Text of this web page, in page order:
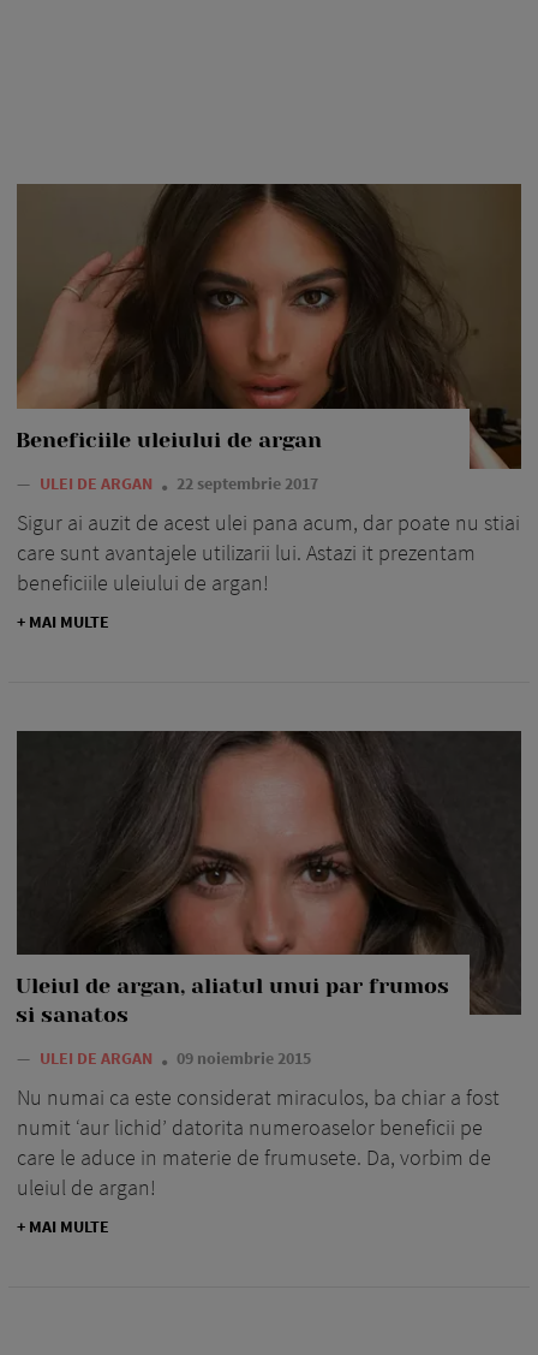
Beneficiile uleiului de argan
— ULEI DE ARGAN 22 septembrie 2017
Sigur ai auzit de acest ulei pana acum, dar poate nu stiai
care sunt avantajele utilizarii lui. Astazi it prezentam
beneficiile uleiului de argan!
+ MAI MULTE
Uleiul de argan, aliatul unui par frumos
si sanatos
— ULEI DE ARGAN 09 noiembrie 2015
Nu numai ca este considerat miraculos, ba chiar a fost
numit ‘aur lichid’ datorita numeroaselor beneficii pe
care le aduce in materie de frumusete. Da, vorbim de
uleiul de argan!
+ MAI MULTE